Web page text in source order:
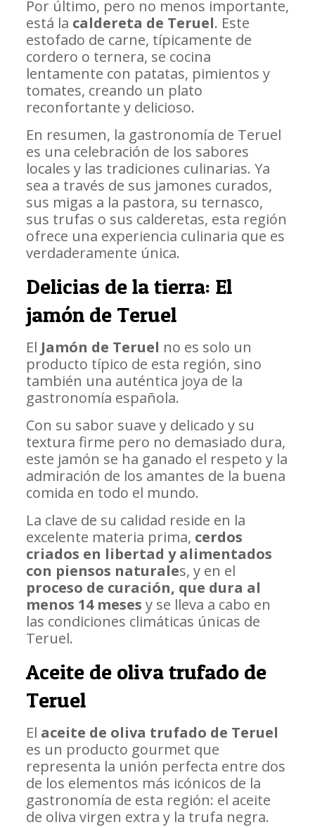
Por último, pero no menos importante,
está la caldereta de Teruel. Este
estofado de carne, típicamente de
cordero o ternera, se cocina
lentamente con patatas, pimientos y
tomates, creando un plato
reconfortante y delicioso.
En resumen, la gastronomía de Teruel
es una celebración de los sabores
locales y las tradiciones culinarias. Ya
sea a través de sus jamones curados,
sus migas a la pastora, su ternasco,
sus trufas o sus calderetas, esta región
ofrece una experiencia culinaria que es
verdaderamente única.
Delicias de la tierra: El
jamón de Teruel
El Jamón de Teruel no es solo un
producto típico de esta región, sino
también una auténtica joya de la
gastronomía española.
Con su sabor suave y delicado y su
textura firme pero no demasiado dura,
este jamón se ha ganado el respeto y la
admiración de los amantes de la buena
comida en todo el mundo.
La clave de su calidad reside en la
excelente materia prima, cerdos
criados en libertad y alimentados
con piensos naturales, y en el
proceso de curación, que dura al
menos 14 meses y se lleva a cabo en
las condiciones climáticas únicas de
Teruel.
Aceite de oliva trufado de
Teruel
El aceite de oliva trufado de Teruel
es un producto gourmet que
representa la unión perfecta entre dos
de los elementos más icónicos de la
gastronomía de esta región: el aceite
de oliva virgen extra y la trufa negra.